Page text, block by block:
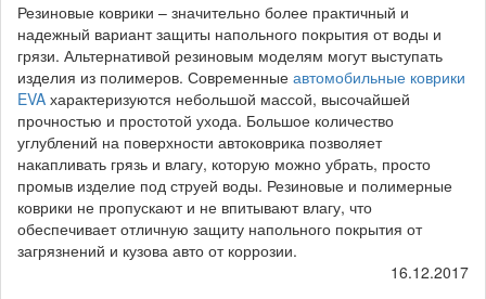
Резиновые коврики – значительно более практичный и
надежный вариант защиты напольного покрытия от воды и
грязи. Альтернативой резиновым моделям могут выступать
изделия из полимеров. Современные автомобильные коврики
EVA характеризуются небольшой массой, высочайшей
прочностью и простотой ухода. Большое количество
углублений на поверхности автоковрика позволяет
накапливать грязь и влагу, которую можно убрать, просто
промыв изделие под струей воды. Резиновые и полимерные
коврики не пропускают и не впитывают влагу, что
обеспечивает отличную защиту напольного покрытия от
загрязнений и кузова авто от коррозии.
16.12.2017